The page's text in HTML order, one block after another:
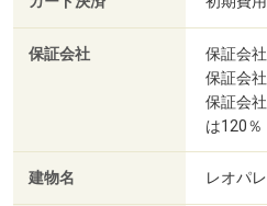
保証会社
保証会
保証会
保証会
は120％
建物名 レオパ